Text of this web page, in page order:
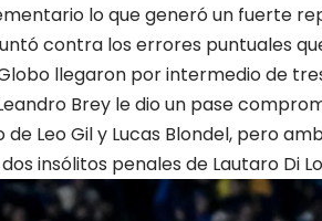
lo que generó un fuerte
contra los errores puntuales
llegaron por intermedio de
Brey le dio un pase
Leo Gil y Lucas Blondel, pero
dos insólitos penales de Lautaro Di